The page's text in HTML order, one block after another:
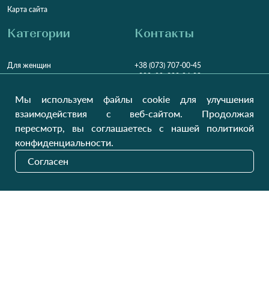
Карта сайта
Категории
Для женщин
Для детей
Домашний текстиль
Контакты
+38 (073) 707-00-45
+380 (99) 302-84-98
Заказать звонок?
Пн-Пт9:00 - 16:00
НДВихідний
Наши обновления
Мы используем файлы cookie для улучшения
взаимодействия с веб-сайтом. Продолжая
пересмотр, вы соглашаетесь с нашей политикой
конфиденциальности.
Согласен